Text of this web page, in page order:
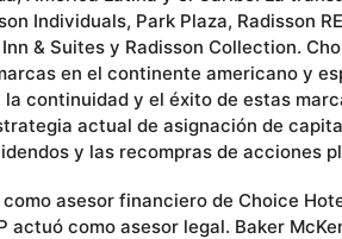
Individuals, Park Plaza, Radisson
& Suites y Radisson Collection.
en el continente americano y
continuidad y el éxito de estas
actual de asignación de
y las recompras de acciones
asesor financiero de Choice
actuó como asesor legal. Baker